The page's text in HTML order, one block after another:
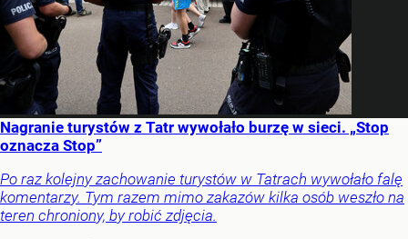
Nagranie turystów z Tatr wywołało burzę w sieci. „Stop
oznacza Stop”
Po raz kolejny zachowanie turystów w Tatrach wywołało falę
komentarzy. Tym razem mimo zakazów kilka osób weszło na
teren chroniony, by robić zdjęcia.